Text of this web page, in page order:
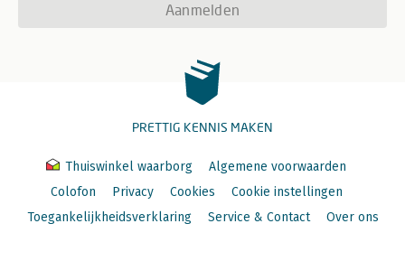
Aanmelden
PRETTIG KENNIS MAKEN
Thuiswinkel waarborg
Algemene voorwaarden
Colofon
Privacy Cookies
Cookie instellingen
Toegankelijkheidsverklaring
Service & Contact Over ons